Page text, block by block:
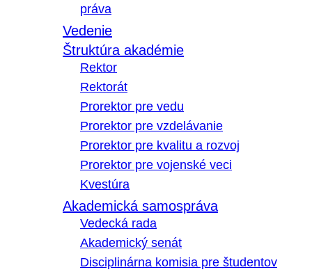
práva
Vedenie
Štruktúra akadémie
Rektor
Rektorát
Prorektor pre vedu
Prorektor pre vzdelávanie
Prorektor pre kvalitu a rozvoj
Prorektor pre vojenské veci
Kvestúra
Akademická samospráva
Vedecká rada
Akademický senát
Disciplinárna komisia pre študentov